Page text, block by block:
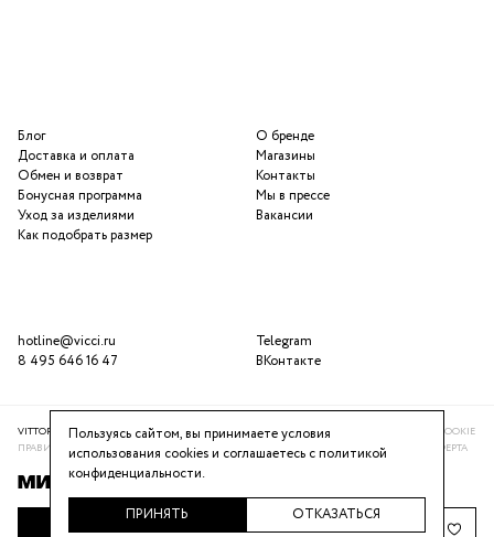
ДОБАВИТЬ В КОРЗИНУ
О бренде
Магазины
Контакты
Мы в прессе
Вакансии
Telegram
ВКонтакте
Блог
Доставка и оплата
Обмен и возврат
Бонусная программа
Уход за изделиями
Как подобрать размер
hotline@vicci.ru
8 495 646 16 47
VITTORIA VICCI © 2016-2025ПОЛИТИКА КОНФИДЕНЦИАЛЬНОСТИ
ИСПОЛЬЗОВАНИЕ COOKIE
ПРАВИЛА ПРОГРАММЫ ЛОЯЛЬНОСТИРЕКОМЕНДАТЕЛЬНАЯ СИСТЕМАПУБЛИЧНАЯ ОФЕРТА
Пользуясь сайтом, вы принимаете условия
использования cookies и соглашаетесь сполитикой
конфиденциальности.
ПРИНЯТЬ ОТКАЗАТЬСЯ